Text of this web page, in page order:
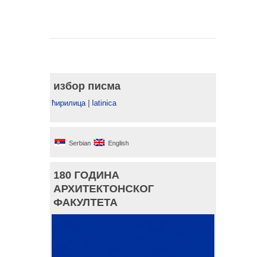
избор писма
ћирилица | latinica
Serbian English
180 ГОДИНА
АРХИТЕКТОНСКОГ
ФАКУЛТЕТА